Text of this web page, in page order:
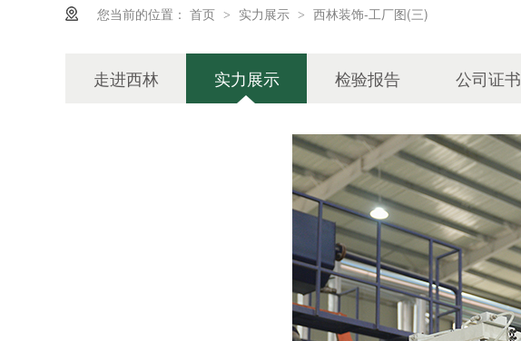
您当前的位置： 首页 > 实力展示 > 西林装饰-工厂图(三)
走进西林 实力展示 检验报告 公司证书